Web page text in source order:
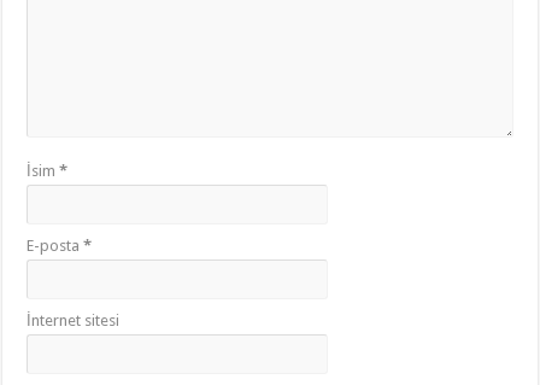
İsim*
E-posta*
İnternet sitesi